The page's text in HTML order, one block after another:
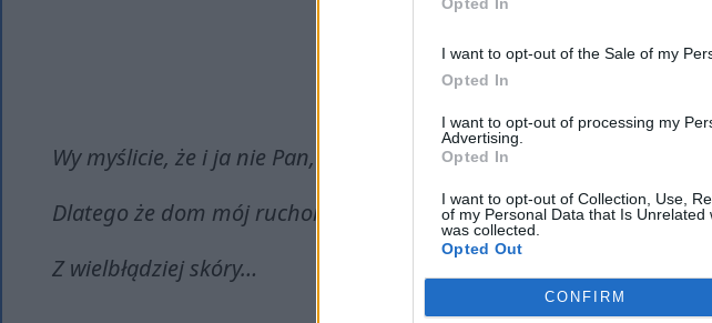
I want to opt-out of the Sale of my
Opted In
I want to opt-out of processing my
Advertising.
Opted In
I want to opt-out of Collection, Use,
of my Personal Data that Is
was collected.
Opted Out
CONFIRM
Wy myślicie, że i ja nie Pan,
Dlatego że dom mój ruchomy,
Z wielbłądziej skóry…